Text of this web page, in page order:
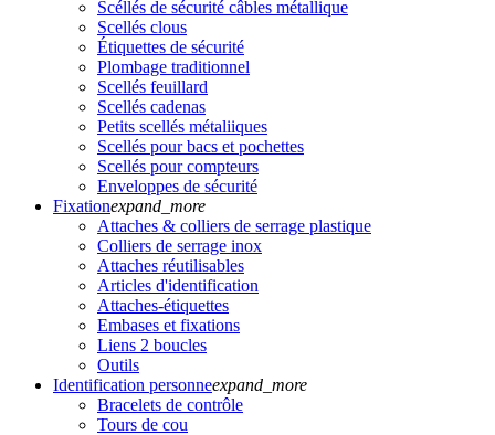
Scéllés de sécurité câbles métallique
Scellés clous
Étiquettes de sécurité
Plombage traditionnel
Scellés feuillard
Scellés cadenas
Petits scellés métaliiques
Scellés pour bacs et pochettes
Scellés pour compteurs
Enveloppes de sécurité
Fixationexpand_more
Attaches & colliers de serrage plastique
Colliers de serrage inox
Attaches réutilisables
Articles d'identification
Attaches-étiquettes
Embases et fixations
Liens 2 boucles
Outils
Identification personneexpand_more
Bracelets de contrôle
Tours de cou